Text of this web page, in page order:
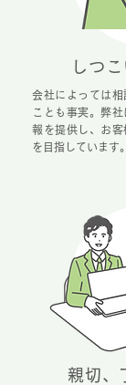
しつ
会社によっては
ことも事実。弊
報を提供し、お
を目指しています。
親切、